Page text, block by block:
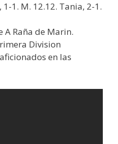
1-1. M. 12.12. Tania, 2-1.
A Raña de Marin.
Division
en las